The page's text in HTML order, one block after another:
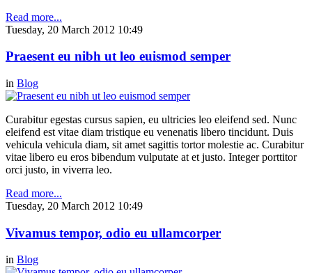
Read more...
Tuesday, 20 March 2012 10:49
Praesent eu nibh ut leo euismod semper
in Blog
Curabitur egestas cursus sapien, eu ultricies leo eleifend sed. Nunc
eleifend est vitae diam tristique eu venenatis libero tincidunt. Duis
vehicula vehicula diam, sit amet sagittis tortor molestie ac. Curabitur
vitae libero eu eros bibendum vulputate at et justo. Integer porttitor
orci justo, in viverra leo.
Read more...
Tuesday, 20 March 2012 10:49
Vivamus tempor, odio eu ullamcorper
in Blog